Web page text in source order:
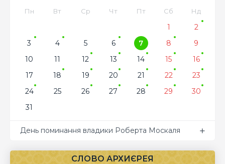
Пн Вт Ср Чт Пт Сб Нд
1
2
3
4 5 6 7 8
9
10
11 12 13 14 15
16
17
18 19 20 21 22
23
24
25 26 27 28 29
30
31
День поминання владики Роберта Москаля
СЛОВО АРХИЄРЕЯ